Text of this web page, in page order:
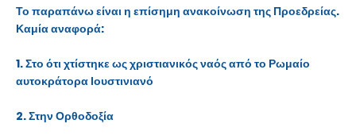
Το παραπάνω είναι η επίσημη ανακοίνωση της Προεδρείας.
Καμία αναφορά:
1. Στο ότι χτίστηκε ως χριστιανικός ναός από το Ρωμαίο
αυτοκράτορα Ιουστινιανό
2. Στην Ορθοδοξία